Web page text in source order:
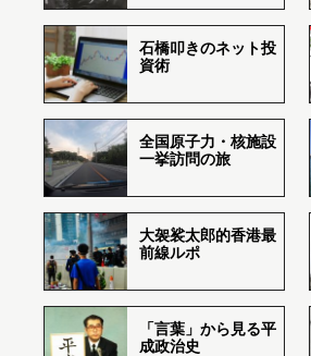
石橋叩きのネット投
資術
全国原子力・核施設
一挙訪問の旅
大袈裟太郎的香港最
前線ルポ
「言葉」から見る平
成政治史